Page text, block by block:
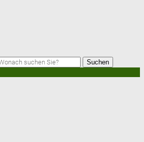
Suchen